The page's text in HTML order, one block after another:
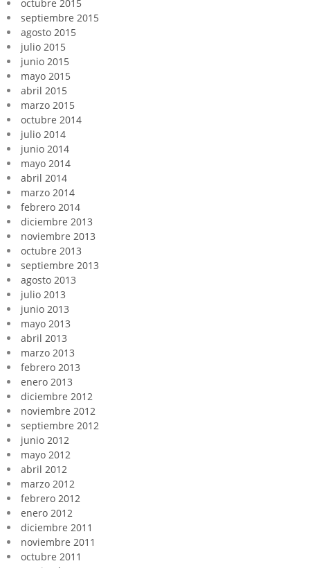
octubre 2015
septiembre 2015
agosto 2015
julio 2015
junio 2015
mayo 2015
abril 2015
marzo 2015
octubre 2014
julio 2014
junio 2014
mayo 2014
abril 2014
marzo 2014
febrero 2014
diciembre 2013
noviembre 2013
octubre 2013
septiembre 2013
agosto 2013
julio 2013
junio 2013
mayo 2013
abril 2013
marzo 2013
febrero 2013
enero 2013
diciembre 2012
noviembre 2012
septiembre 2012
junio 2012
mayo 2012
abril 2012
marzo 2012
febrero 2012
enero 2012
diciembre 2011
noviembre 2011
octubre 2011